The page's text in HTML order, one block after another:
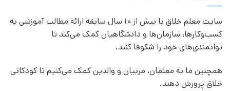
سایت معلم خلاق با بیش از 10 سال سابقه ارائه مطالب آموزشی به
کسب‌وکارها، سازمان‌ها و دانشگاهیان کمک می‌کند تا
توانمندی‌های خود را شکوفا کنند.
همچنین ما به معلمان، مربیان و والدین کمک می‌کنیم تا کودکانی
خلاق پرورش دهند.